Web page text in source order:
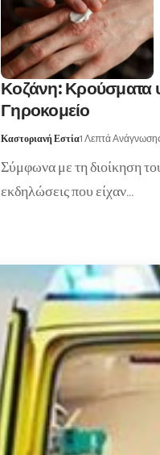
Κοζάνη: Κρούσματα
Γηροκομείο
Καστοριανή Εστία1 Λεπτά
Σύμφωνα με τη διοίκηση
εκδηλώσεις που είχαν…